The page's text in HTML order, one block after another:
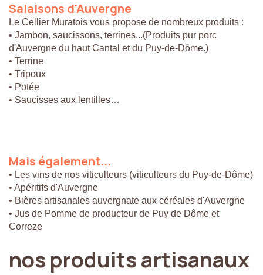
Salaisons d'Auvergne
Le Cellier Muratois vous propose de nombreux produits :
• Jambon, saucissons, terrines...(Produits pur porc
d'Auvergne du haut Cantal et du Puy-de-Dôme.)
• Terrine
• Tripoux
• Potée
• Saucisses aux lentilles…
Mais également...
• Les vins de nos viticulteurs (viticulteurs du Puy-de-Dôme)
• Apéritifs d'Auvergne
• Bières artisanales auvergnate aux céréales d'Auvergne
• Jus de Pomme de producteur de Puy de Dôme et
Correze
nos produitsartisanaux